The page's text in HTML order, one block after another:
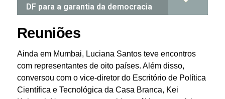
DF para a garantia da democracia
Reuniões
Ainda em Mumbai, Luciana Santos teve encontros
com representantes de oito países. Além disso,
conversou com o vice-diretor do Escritório de Política
Científica e Tecnológica da Casa Branca, Kei